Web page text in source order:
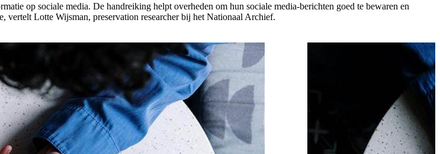
op sociale media. De handreiking helpt overheden om hun sociale media-berichten goed te bewaren en
vertelt Lotte Wijsman, preservation researcher bij het Nationaal Archief.